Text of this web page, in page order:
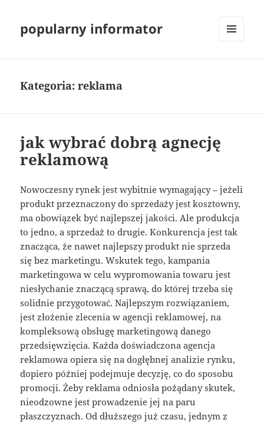
popularny informator
Kategoria:reklama
jak wybrać dobrą agnecję
reklamową
Nowoczesny rynek jest wybitnie wymagający – jeżeli
produkt przeznaczony do sprzedaży jest kosztowny,
ma obowiązek być najlepszej jakości. Ale produkcja
to jedno, a sprzedaż to drugie. Konkurencja jest tak
znacząca, że nawet najlepszy produkt nie sprzeda
się bez marketingu. Wskutek tego, kampania
marketingowa w celu wypromowania towaru jest
niesłychanie znaczącą sprawą, do której trzeba się
solidnie przygotować. Najlepszym rozwiązaniem,
jest złożenie zlecenia w agencji reklamowej, na
kompleksową obsługę marketingową danego
przedsięwzięcia. Każda doświadczona agencja
reklamowa opiera się na dogłębnej analizie rynku,
dopiero później podejmuje decyzję, co do sposobu
promocji. Żeby reklama odniosła pożądany skutek,
nieodzowne jest prowadzenie jej na paru
płaszczyznach. Od dłuższego już czasu, jednym z